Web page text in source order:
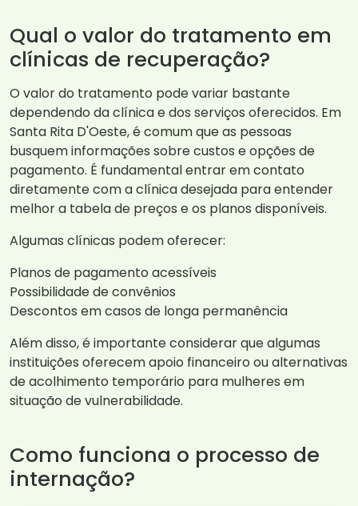
Qual o valor do tratamento em
clínicas de recuperação?
O valor do tratamento pode variar bastante
dependendo da clínica e dos serviços oferecidos. Em
Santa Rita D'Oeste, é comum que as pessoas
busquem informações sobre custos e opções de
pagamento. É fundamental entrar em contato
diretamente com a clínica desejada para entender
melhor a tabela de preços e os planos disponíveis.
Algumas clínicas podem oferecer:
Planos de pagamento acessíveis
Possibilidade de convênios
Descontos em casos de longa permanência
Além disso, é importante considerar que algumas
instituições oferecem apoio financeiro ou alternativas
de acolhimento temporário para mulheres em
situação de vulnerabilidade.
Como funciona o processo de
internação?